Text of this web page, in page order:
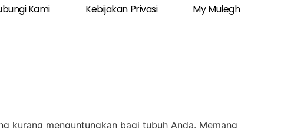
Kami Kebijakan Privasi My Mulegh
kurang menguntungkan bagi tubuh Anda. Memang